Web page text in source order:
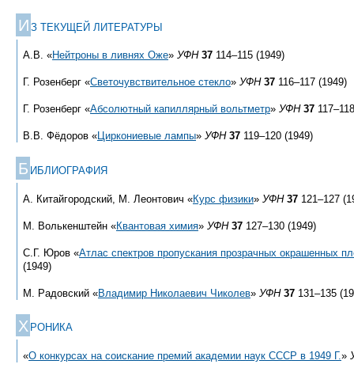
И З ТЕКУЩЕЙ ЛИТЕРАТУРЫ
А.В. «Нейтроны в ливнях Оже» УФН 37 114–115 (1949)
Г. Розенберг «Светочувствительное стекло» УФН 37 116–117 (1949)
Г. Розенберг «Абсолютный капиллярный вольтметр» УФН 37
В.В. Фёдоров «Циркониевые лампы» УФН 37 119–120 (1949)
Б ИБЛИОГРАФИЯ
А. Китайгородский, М. Леонтович «Курс физики» УФН 37 121–127
М. Волькенштейн «Квантовая химия» УФН 37 127–130 (1949)
С.Г. Юров «Атлас спектров пропускания прозрачных окрашенных
(1949)
М. Радовский «Владимир Николаевич Чиколев» УФН 37 131–135
Х РОНИКА
«О конкурсах на соискание премий академии наук СССР в 1949 Г.»